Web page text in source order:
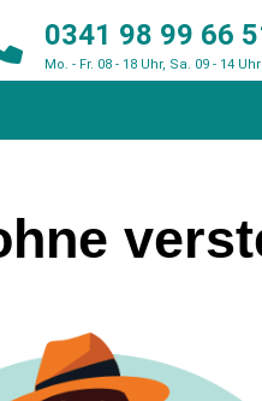
0341 98 99 66
Mo. - Fr. 08 - 18 Uhr, Sa. 09 - 14 Uhr